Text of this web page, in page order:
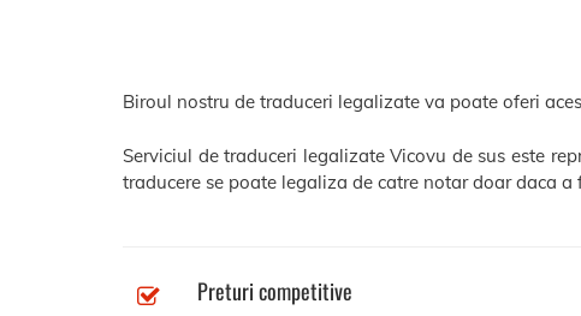
Biroul nostru de traduceri legalizate va poate oferi
Serviciul de traduceri legalizate Vicovu de sus este
traducere se poate legaliza de catre notar doar daca
Preturi competitive